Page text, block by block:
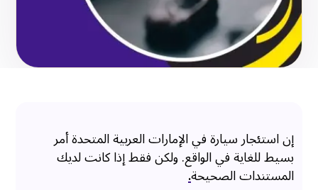
إن استئجار سيارة في الإمارات العربية المتحدة أمر
بسيط للغاية في الواقع. ولكن فقط إذا كانت لديك
المستندات الصحيحة.